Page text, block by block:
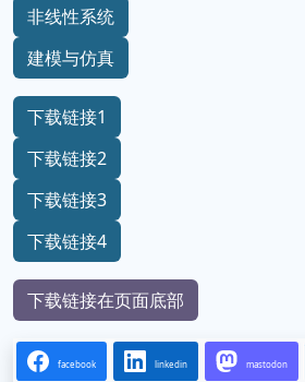
非线性系统
建模与仿真
下载链接1
下载链接2
下载链接3
下载链接4
下载链接在页面底部
facebook linkedin mastodon